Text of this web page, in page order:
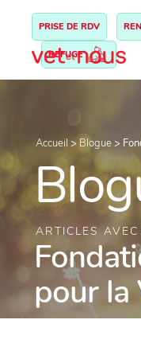
PRISE DE RDV
REFUGE
Accueil > Blogue>
ARTICLES
pour la